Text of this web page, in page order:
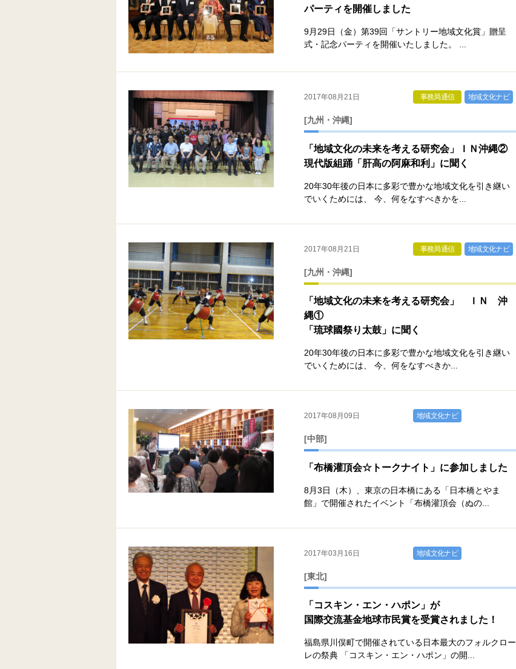
パーティを開催しました
9月29日（金）第39回「サントリー地域文化賞」贈呈
式・記念パーティを開催いたしました。 ...
事務局通信 地域文化ナビ
2017年08月21日
[九州・沖縄]
「地域文化の未来を考える研究会」ＩＮ沖縄②
現代版組踊「肝高の阿麻和利」に聞く
20年30年後の日本に多彩で豊かな地域文化を引き継い
でいくためには、 今、何をなすべきかを...
事務局通信 地域文化ナビ
2017年08月21日
[九州・沖縄]
「地域文化の未来を考える研究会」 ＩＮ 沖
縄①
「琉球國祭り太鼓」に聞く
20年30年後の日本に多彩で豊かな地域文化を引き継い
でいくためには、 今、何をなすべきか...
地域文化ナビ
2017年08月09日
[中部]
「布橋灌頂会☆トークナイト」に参加しました
8月3日（木）、東京の日本橋にある「日本橋とやま
館」で開催されたイベント「布橋灌頂会（ぬの...
地域文化ナビ
2017年03月16日
[東北]
「コスキン・エン・ハポン」が
国際交流基金地球市民賞を受賞されました！
福島県川俣町で開催されている日本最大のフォルクロー
レの祭典 「コスキン・エン・ハポン」の開...